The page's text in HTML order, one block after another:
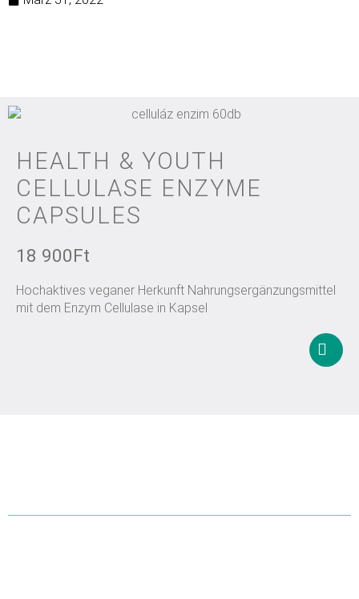
HEALTH & YOUTH
CELLULASE ENZYME
CAPSULES
18 900Ft
Hochaktives veganer Herkunft Nahrungsergänzungsmittel
mit dem Enzym Cellulase in Kapsel